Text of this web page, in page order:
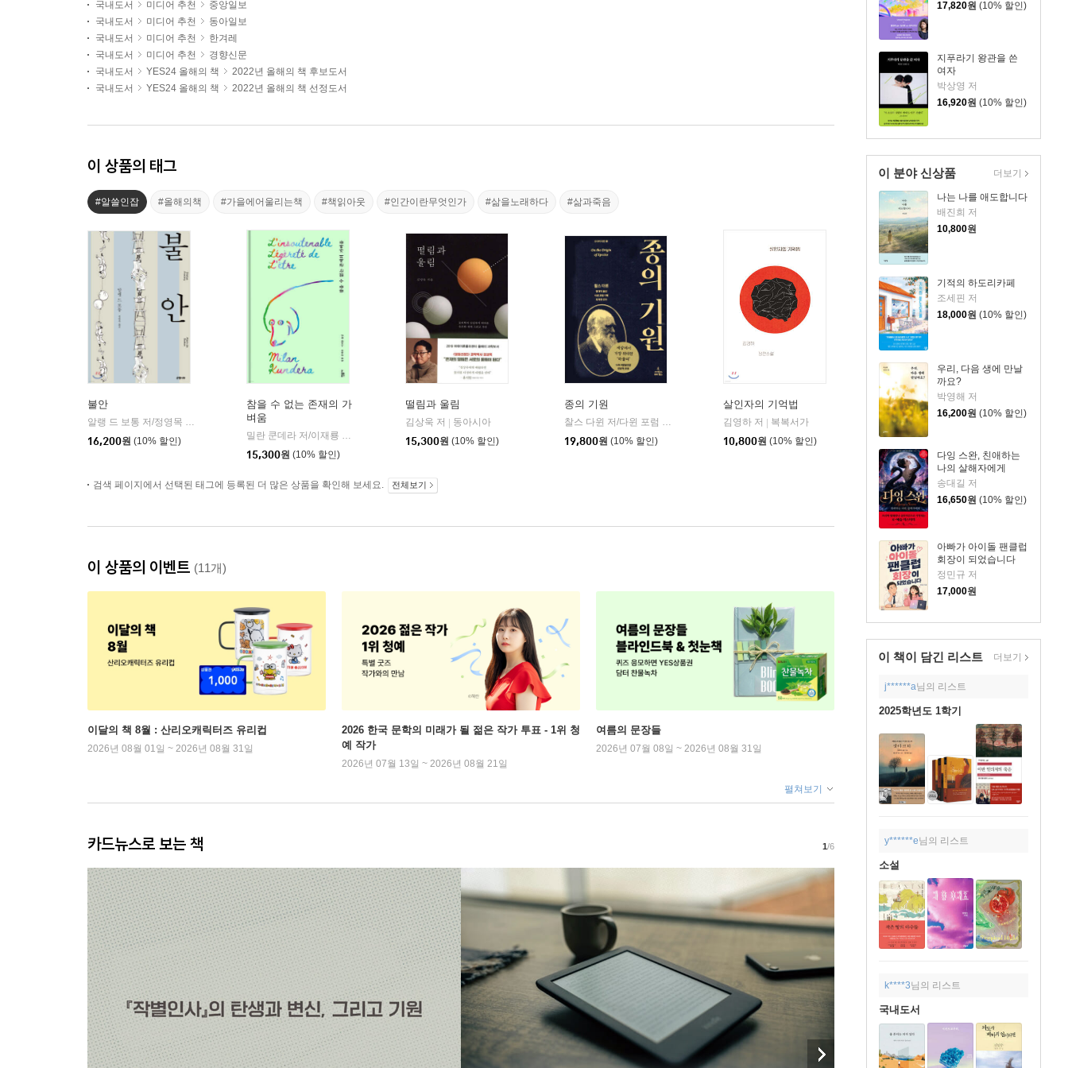
17,820원 (10% 할인)
지푸라기 왕관을 쓴
여자
박상영 저
16,920원 (10% 할인)
이 분야 신상품
나는 나를 애도합니다
배진희 저
10,800원
기적의 하도리카페
조세핀 저
18,000원 (10% 할인)
우리, 다음 생에 만날
까요?
박영해 저
16,200원 (10% 할인)
다잉 스완, 친애하는
나의 살해자에게
송대길 저
16,650원 (10% 할인)
아빠가 아이돌 팬클럽
회장이 되었습니다
정민규 저
17,000원
더보기
이 책이 담긴 리스트 더보기
j******a님의 리스트
2025학년도 1학기
y******e님의 리스트
소설
k****3님의 리스트
국내도서
국내도서 미디어 추천
중앙일보
국내도서
미디어 추천
동아일보
국내도서
미디어 추천
한겨레
국내도서
미디어 추천
경향신문
국내도서
YES24 올해의 책
2022년 올해의 책 후보도서
국내도서
YES24 올해의 책 2022년 올해의 책 선정도서
이 상품의 태그
#알쓸인잡 #올해의책 #가을에어울리는책 #책읽아웃 #인간이란무엇인가 #삶을노래하다 #삶과죽음
불안
알랭 드 보통 저/정영목 역
16,200원 (10% 할인)
참을 수 없는 존재의 가
벼움
밀란 쿤데라 저/이재룡 역
15,300원 (10% 할인)
떨림과 울림
김상욱 저
동아시아
15,300원 (10% 할인)
종의 기원
찰스 다윈 저/다윈 포럼 기획/장대익 역/최재천 감수 | 사이언스북스
19,800원 (10% 할인)
살인자의 기억법
김영하 저
복복서가
10,800원 (10% 할인)
검색 페이지에서 선택된 태그에 등록된 더 많은 상품을 확인해 보세요. 전체보기
이 상품의 이벤트 (11개)
이달의 책 8월 : 산리오캐릭터즈 유리컵
2026년 08월 01일 ~ 2026년 08월 31일
2026 한국 문학의 미래가 될 젊은 작가 투표 - 1위 청
예 작가
2026년 07월 13일 ~ 2026년 08월 21일
여름의 문장들
2026년 07월 08일 ~ 2026년 08월 31일
펼쳐보기
카드뉴스로 보는 책 1/6